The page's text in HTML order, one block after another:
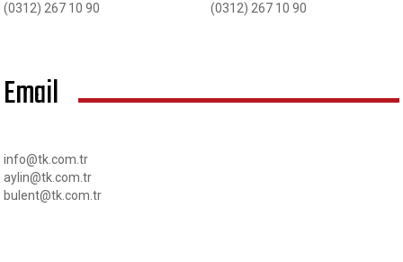
(0312) 267 10 90 (0312) 267 10 90
Email
info@tk.com.tr
aylin@tk.com.tr
bulent@tk.com.tr